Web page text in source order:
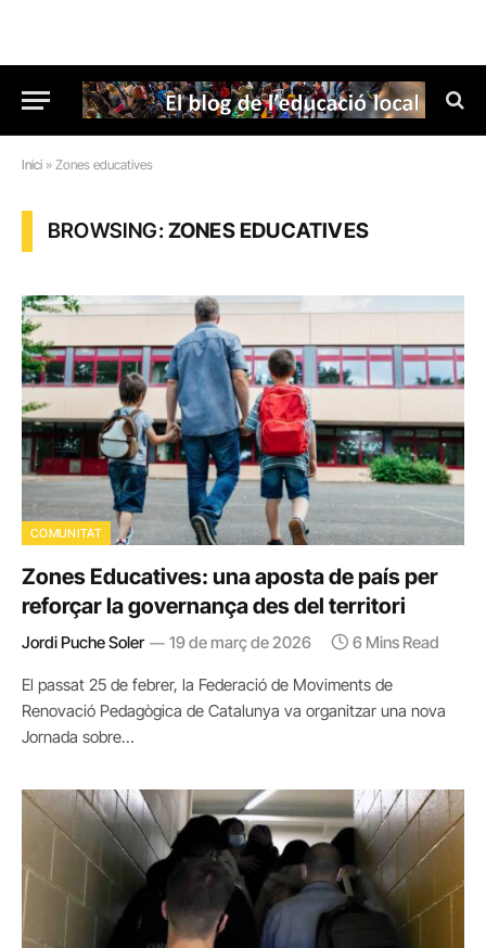
Inici » Zones educatives
BROWSING:ZONES EDUCATIVES
COMUNITAT
Zones Educatives: una aposta de país per
reforçar la governança des del territori
Jordi Puche Soler 19 de març de 2026 6 Mins Read
El passat 25 de febrer, la Federació de Moviments de
Renovació Pedagògica de Catalunya va organitzar una nova
Jornada sobre…